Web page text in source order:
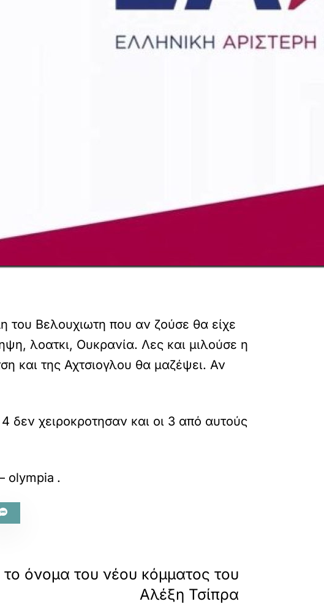
του Βελουχιωτη που αν ζούσε θα είχε
λοατκι, Ουκρανία. Λες και μιλούσε η
και της Αχτσιογλου θα μαζέψει. Αν
δεν χειροκροτησαν και οι 3 από αυτούς
poy-epelexe-o-alexis-tsipras-gia-to-neo-
olympia .
το όνομα του νέου κόμματος του
Αλέξη Τσίπρα